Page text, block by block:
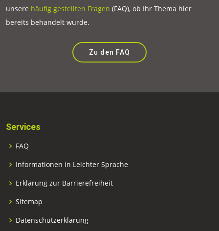
unsere häufig gestellten Fragen (FAQ), ob Ihr Thema hier
bereits behandelt wurde.
Zu den FAQ
Services
FAQ
Informationen in Leichter Sprache
Erklärung zur Barrierefreiheit
Sitemap
Datenschutzerklärung